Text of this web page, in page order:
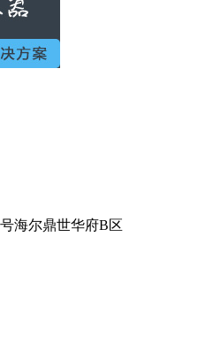
海尔鼎世华府B区